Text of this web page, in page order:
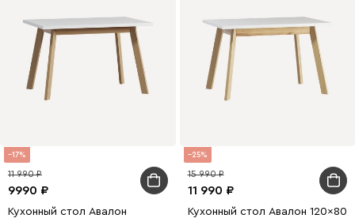
17
9990
11 990
Кухонный стол Авалон
25
11 990
15 990
Кухонный стол Авалон